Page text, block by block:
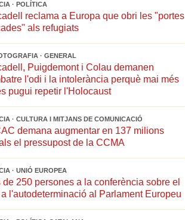
· POLÍTICA
reclama a Europa que obri les "portes
als refugiats
· GENERAL
Puigdemont i Colau demanen
l'odi i la intolerància perquè mai més
pugui repetir l'Holocaust
· CULTURA I MITJANS DE COMUNICACIÓ
demana augmentar en 137 milions
el pressupost de la CCMA
· UNIÓ EUROPEA
de 250 persones a la conferència sobre el
l'autodeterminació al Parlament Europeu